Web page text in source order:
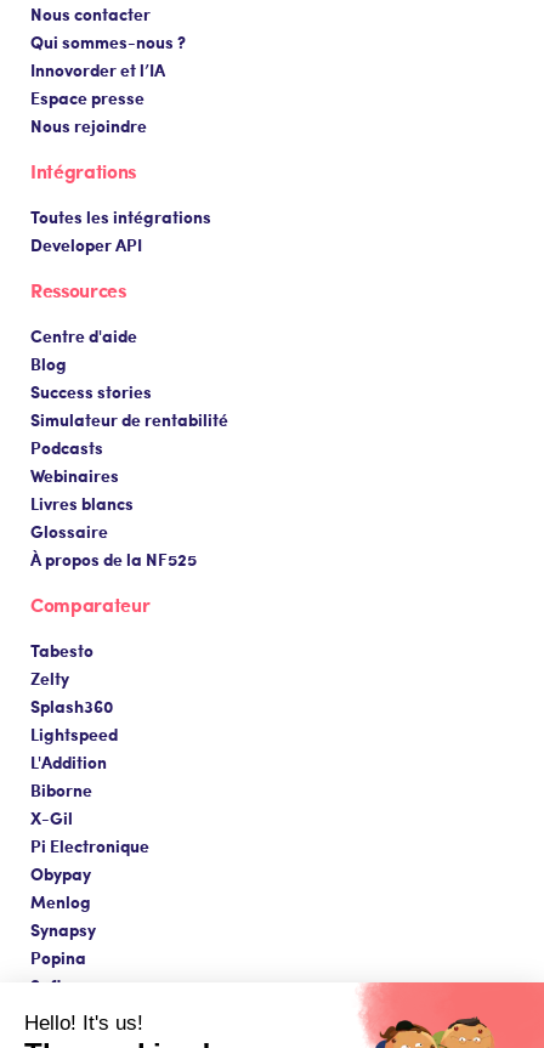
Nous contacter
Qui sommes-nous ?
Innovorder et l’IA
Espace presse
Nous rejoindre
Intégrations
Toutes les intégrations
Developer API
Ressources
Centre d'aide
Blog
Success stories
Simulateur de rentabilité
Podcasts
Webinaires
Livres blancs
Glossaire
À propos de la NF525
Comparateur
Tabesto
Zelty
Splash360
Lightspeed
L'Addition
Biborne
X-Gil
Pi Electronique
Obypay
Menlog
Synapsy
Popina
Softavera
Hello! It's us!